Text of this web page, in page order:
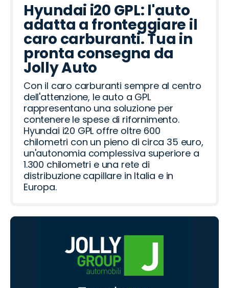
Hyundai i20 GPL: l'auto
adatta a fronteggiare il
caro carburanti. Tua in
pronta consegna da
Jolly Auto
Con il caro carburanti sempre al centro
dell'attenzione, le auto a GPL
rappresentano una soluzione per
contenere le spese di rifornimento.
Hyundai i20 GPL offre oltre 600
chilometri con un pieno di circa 35 euro,
un'autonomia complessiva superiore a
1.300 chilometri e una rete di
distribuzione capillare in Italia e in
Europa.